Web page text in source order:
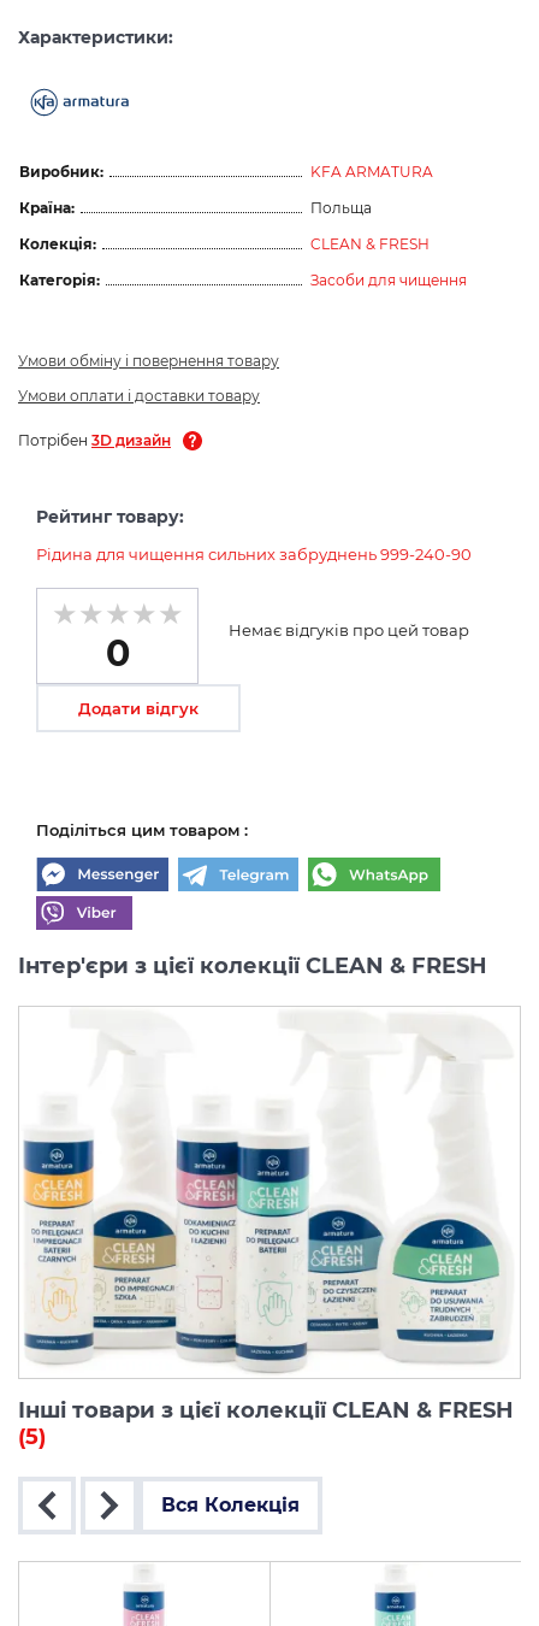
Характеристики:
Виробник:
KFA ARMATURA
Країна:
Польща
Колекція:
CLEAN & FRESH
Категорія:
Засоби для чищення
Умови обміну і повернення товару
Умови оплати і доставки товару
Потрібен 3D дизайн
Рейтинг товару:
Рідина для чищення сильних забруднень 999-240-90
0
Немає відгуків про цей товар
Додати відгук
Поділіться цим товаром :
Інтер'єри з цієї колекції CLEAN & FRESH
Інші товари з цієї колекції CLEAN & FRESH
(5)
Вся Колекція